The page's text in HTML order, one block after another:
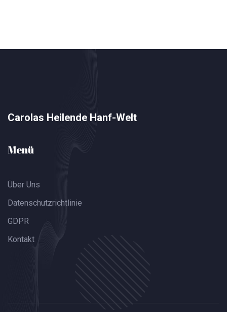
Carolas Heilende Hanf-Welt
Menü
Über Uns
Datenschutzrichtlinie
GDPR
Kontakt